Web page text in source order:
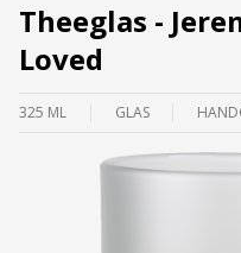
Theeglas -
Loved
325 ML GLAS